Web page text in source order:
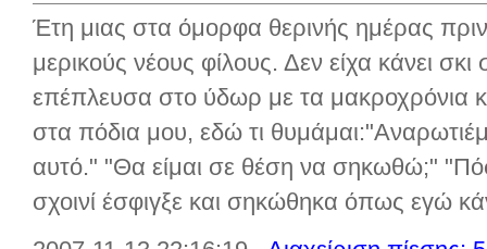
Έτη μιας στα όμορφα θερινής ημέρας
μερικούς νέους φίλους. Δεν είχα κάνει
επέπλευσα στο ύδωρ με τα μακροχρόνια
στα πόδια μου, εδώ τι
αυτό." "Θα είμαι σε θέση να σηκωθώ;"
σχοινί έσφιγξε και σηκώθηκα όπως εγώ